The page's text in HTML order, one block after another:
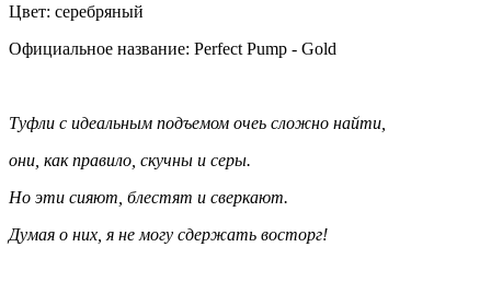
Цвет: серебряный
Официальное название: Perfect Pump - Gold
Туфли с идеальным подъемом очеь сложно найти,
они, как правило, скучны и серы.
Но эти сияют, блестят и сверкают.
Думая о них, я не могу сдержать восторг!